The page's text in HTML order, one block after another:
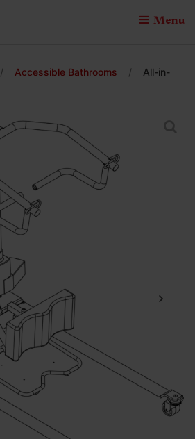
Menu
/ Accessible Bathrooms /
All-in-